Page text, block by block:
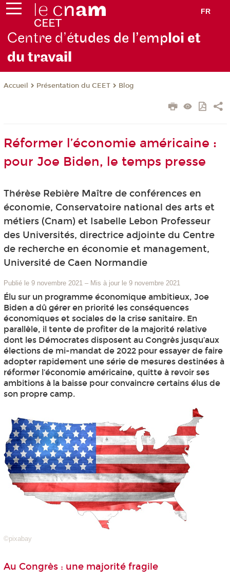
FR
Centre d’études de l’emploi et
du travail
Accueil Présentation du CEET Blog
Réformer l’économie américaine :
pour Joe Biden, le temps presse
Thérèse Rebière Maître de conférences en
économie, Conservatoire national des arts et
métiers (Cnam) et Isabelle Lebon Professeur
des Universités, directrice adjointe du Centre
de recherche en économie et management,
Université de Caen Normandie
Publié le 9 novembre 2021 – Mis à jour le 9 novembre 2021
Élu sur un programme économique ambitieux, Joe
Biden a dû gérer en priorité les conséquences
économiques et sociales de la crise sanitaire. En
parallèle, il tente de profiter de la majorité relative
dont les Démocrates disposent au Congrès jusqu’aux
élections de mi-mandat de 2022 pour essayer de faire
adopter rapidement une série de mesures destinées à
réformer l’économie américaine, quitte à revoir ses
ambitions à la baisse pour convaincre certains élus de
son propre camp.
©pixabay
Au Congrès : une majorité fragile